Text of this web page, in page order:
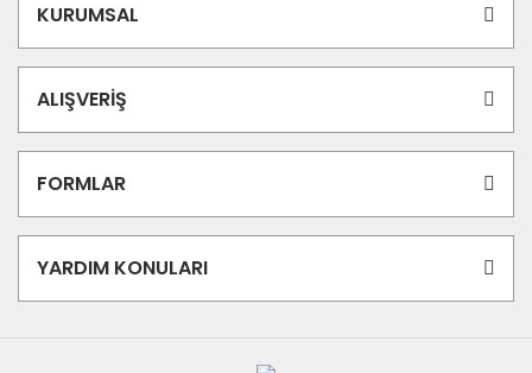
KURUMSAL
ALIŞVERİŞ
FORMLAR
YARDIM KONULARI